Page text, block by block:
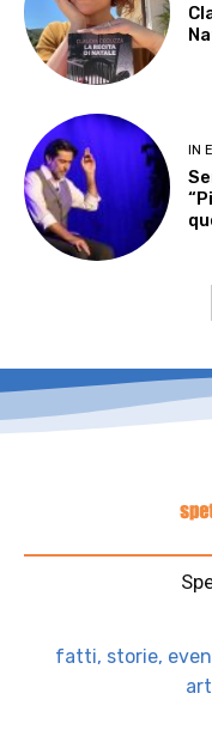
IN
fatti, storie,